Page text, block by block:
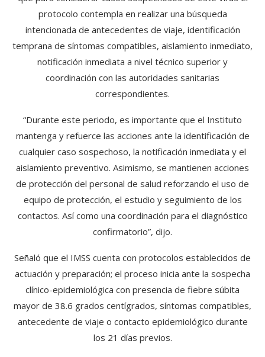
protocolo contempla en realizar una búsqueda
intencionada de antecedentes de viaje, identificación
temprana de síntomas compatibles, aislamiento inmediato,
notificación inmediata a nivel técnico superior y
coordinación con las autoridades sanitarias
correspondientes.
“Durante este periodo, es importante que el Instituto
mantenga y refuerce las acciones ante la identificación de
cualquier caso sospechoso, la notificación inmediata y el
aislamiento preventivo. Asimismo, se mantienen acciones
de protección del personal de salud reforzando el uso de
equipo de protección, el estudio y seguimiento de los
contactos. Así como una coordinación para el diagnóstico
confirmatorio”, dijo.
Señaló que el IMSS cuenta con protocolos establecidos de
actuación y preparación; el proceso inicia ante la sospecha
clínico-epidemiológica con presencia de fiebre súbita
mayor de 38.6 grados centígrados, síntomas compatibles,
antecedente de viaje o contacto epidemiológico durante
los 21 días previos.